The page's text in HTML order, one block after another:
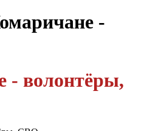
-
- волонтёры,